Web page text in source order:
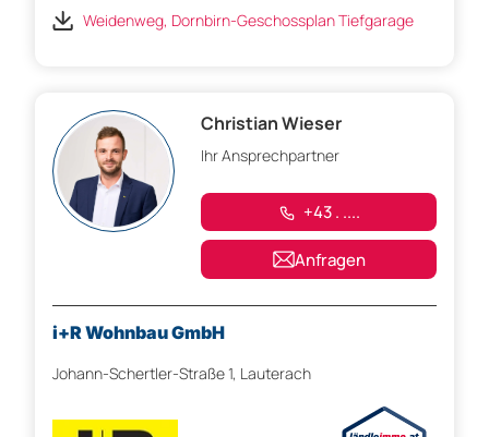
Weidenweg, Dornbirn-Geschossplan Tiefgarage
Christian Wieser
Ihr Ansprechpartner
+43 . ....
Anfragen
i+R Wohnbau GmbH
Johann-Schertler-Straße 1, Lauterach